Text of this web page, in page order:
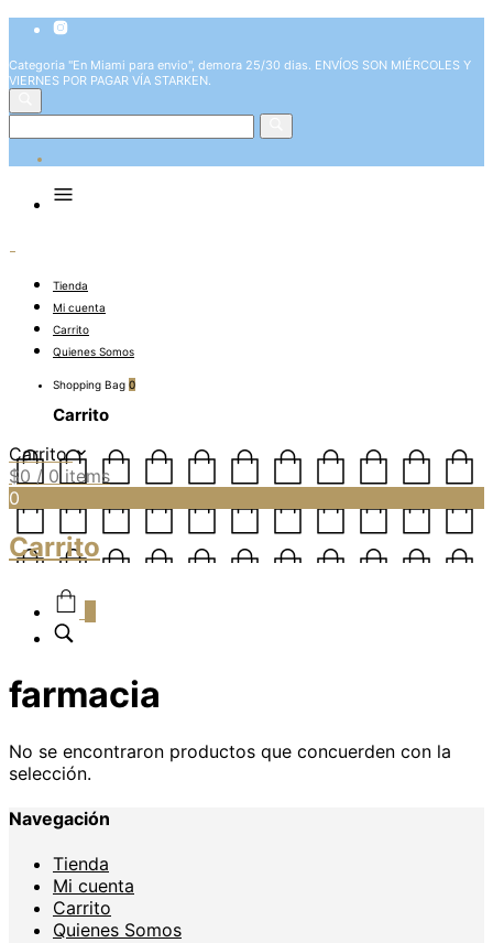
Categoria "En Miami para envio", demora 25/30 dias. ENVÍOS SON MIÉRCOLES Y
VIERNES POR PAGAR VÍA STARKEN.
Tienda
Mi cuenta
Carrito
Quienes Somos
Shopping Bag 0
Carrito
Carrito
$0 / 0 items
0
Carrito
farmacia
No se encontraron productos que concuerden con la
selección.
Navegación
Tienda
Mi cuenta
Carrito
Quienes Somos